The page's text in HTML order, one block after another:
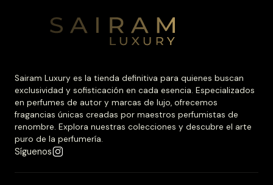
Sairam Luxury es la tienda definitiva para quienes buscan
exclusividad y sofisticación en cada esencia. Especializados
en perfumes de autor y marcas de lujo, ofrecemos
fragancias únicas creadas por maestros perfumistas de
renombre. Explora nuestras colecciones y descubre el arte
puro de la perfumería.
Síguenos